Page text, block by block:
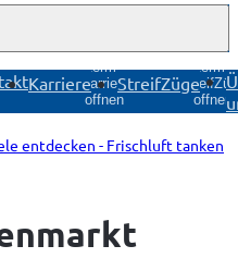
Karriere
Untermenü
Karriere
öffnen
StreifZüge
öffnen
entdecken - Frischluft tanken